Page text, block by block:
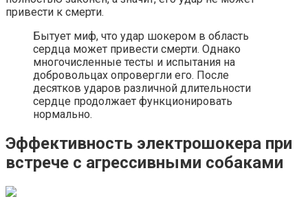
привести к смерти.
Бытует миф, что удар шокером в область
сердца может привести смерти. Однако
многочисленные тесты и испытания на
добровольцах опровергли его. После
десятков ударов различной длительности
сердце продолжает функционировать
нормально.
Эффективность электрошокера при
встрече с агрессивными собаками